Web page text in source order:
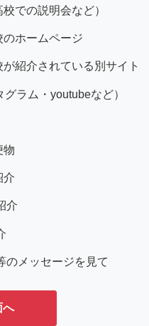
での説明会など）
ホームページ
紹介されている別サイト
ラム・youtubeなど）
物
介
介
のメッセージを見て